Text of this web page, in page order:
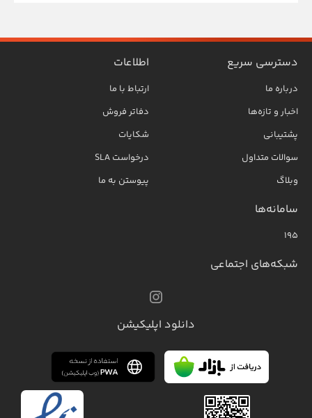
دسترسی سریع
درباره ما
اخبار و تازه‌ها
پشتیبانی
سوالات متداول
وبلاگ
اطلاعات
ارتباط با ما
دفاتر فروش
شکایات
درخواست SLA
پیوستن به ما
سامانه‌ها
۱۹۵
شبکه‌های اجتماعی
دانلود اپلیکیشن